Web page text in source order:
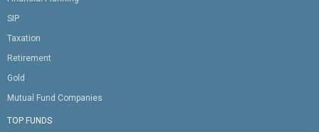
SIP
Taxation
Retirement
Gold
Mutual Fund Companies
TOP FUNDS